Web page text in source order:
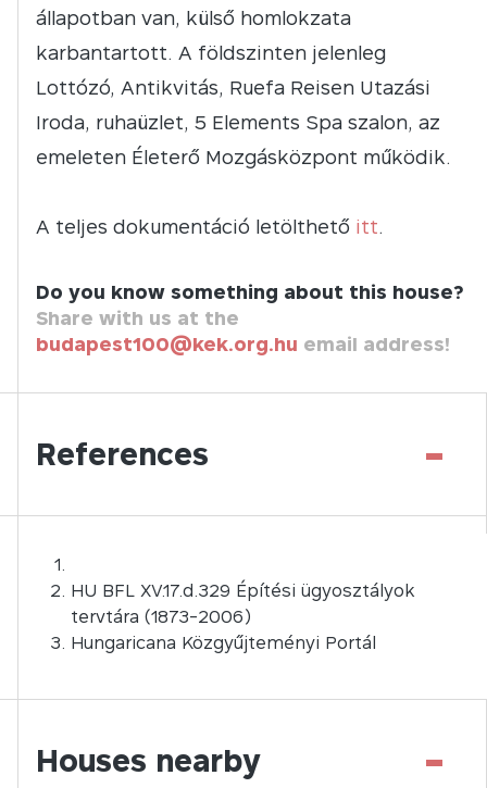
állapotban van, külső homlokzata
karbantartott. A földszinten jelenleg
Lottózó, Antikvitás, Ruefa Reisen Utazási
Iroda, ruhaüzlet, 5 Elements Spa szalon, az
emeleten Életerő Mozgásközpont működik.
A teljes dokumentáció letölthető itt.
Do you know something about this house?
Share with us at the
budapest100@kek.org.hu email address!
References -
HU BFL XV.17.d.329 Építési ügyosztályok
tervtára (1873-2006)
Hungaricana Közgyűjteményi Portál
Houses nearby -